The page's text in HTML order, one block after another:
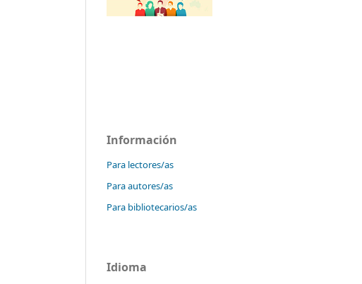
Información
Para lectores/as
Para autores/as
Para bibliotecarios/as
Idioma